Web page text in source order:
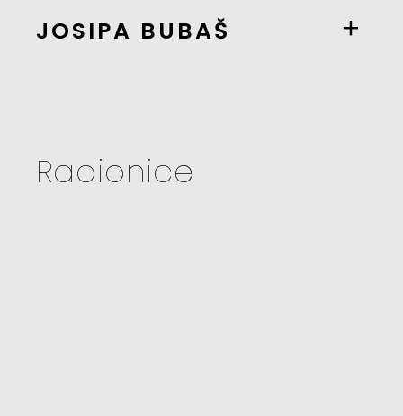
JOSIPA BUBAŠ
Radionice